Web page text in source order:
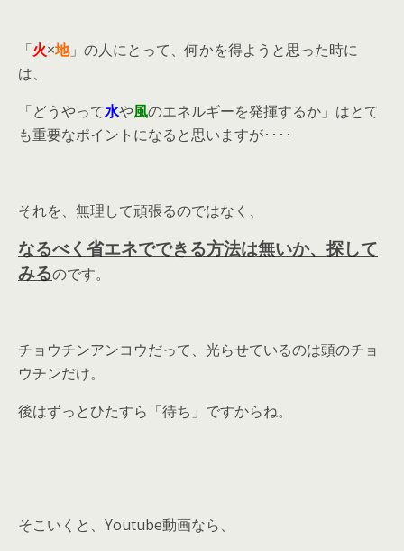
「火×地」の人にとって、何かを得ようと思った時に
は、
「どうやって水や風のエネルギーを発揮するか」はとて
も重要なポイントになると思いますが････
それを、無理して頑張るのではなく、
なるべく省エネでできる方法は無いか、探して
みるのです。
チョウチンアンコウだって、光らせているのは頭のチョ
ウチンだけ。
後はずっとひたすら「待ち」ですからね。
そこいくと、Youtube動画なら、